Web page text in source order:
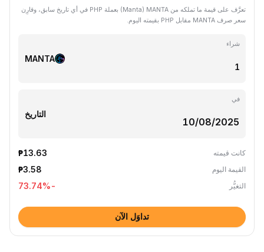
تعرَّف على قيمة ما تملكه من MANTA ‏(Manta) بعملة PHP في أي تاريخ سابق، وقارِن
سعر صرف MANTA مقابل PHP بقيمته اليوم.
شراء
MANTA
في
التاريخ
كانت قيمته ₱13.63
القيمة اليوم ₱3.58
التغيُّر -73.74
%
تداوَل الآن